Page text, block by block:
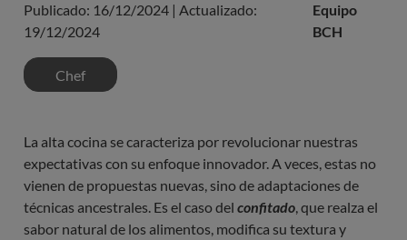
Publicado: 16/12/2024 | Actualizado:
19/12/2024
Equipo
BCH
Chef
La alta cocina se caracteriza por revolucionar nuestras
expectativas con su enfoque innovador. A veces, estas no
vienen de propuestas nuevas, sino de adaptaciones de
técnicas ancestrales. Es el caso del confitado , que realza el
sabor natural de los alimentos, modifica su textura y